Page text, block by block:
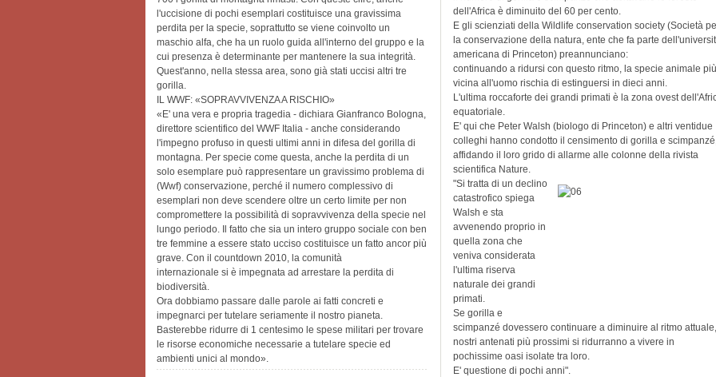
l'uccisione di pochi esemplari costituisce una gravissima
perdita per la specie, soprattutto se viene coinvolto un
maschio alfa, che ha un ruolo guida all'interno del gruppo e la
cui presenza è determinante per mantenere la sua integrità.
Quest'anno, nella stessa area, sono già stati uccisi altri tre
gorilla.
IL WWF: «SOPRAVVIVENZA A RISCHIO»
«E' una vera e propria tragedia - dichiara Gianfranco Bologna,
direttore scientifico del WWF Italia - anche considerando
l'impegno profuso in questi ultimi anni in difesa del gorilla di
montagna. Per specie come questa, anche la perdita di un
solo esemplare può rappresentare un gravissimo problema di
(Wwf) conservazione, perché il numero complessivo di
esemplari non deve scendere oltre un certo limite per non
compromettere la possibilità di sopravvivenza della specie nel
lungo periodo. Il fatto che sia un intero gruppo sociale con ben
tre femmine a essere stato ucciso costituisce un fatto ancor più
grave. Con il countdown 2010, la comunità
internazionale si è impegnata ad arrestare la perdita di
biodiversità.
Ora dobbiamo passare dalle parole ai fatti concreti e
impegnarci per tutelare seriamente il nostro pianeta.
Basterebbe ridurre di 1 centesimo le spese militari per trovare
le risorse economiche necessarie a tutelare specie ed
ambienti unici al mondo».
dell'Africa è diminuito del 60 per cento.
E gli scienziati della Wildlife conservation society (Società
la conservazione della natura, ente che fa parte
americana di Princeton) preannunciano:
continuando a ridursi con questo ritmo, la specie animale più
vicina all'uomo rischia di estinguersi in dieci anni.
L'ultima roccaforte dei grandi primati è la zona ovest
equatoriale.
E' qui che Peter Walsh (biologo di Princeton) e altri ventidue
colleghi hanno condotto il censimento di gorilla e
affidando il loro grido di allarme alle colonne della rivista
scientifica Nature.
"Si tratta di un declino
catastrofico spiega
Walsh e sta
avvenendo proprio in
quella zona che
veniva considerata
l'ultima riserva
naturale dei grandi
primati.
Se gorilla e
scimpanzé dovessero continuare a diminuire al ritmo
nostri antenati più prossimi si ridurranno a vivere in
pochissime oasi isolate tra loro.
E' questione di pochi anni".